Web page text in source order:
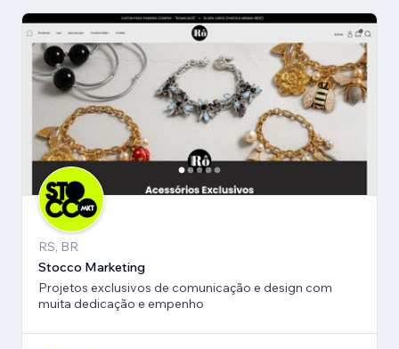
RS, BR
Stocco Marketing
Projetos exclusivos de comunicação e design com
muita dedicação e empenho